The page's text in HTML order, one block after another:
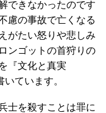
できなかったのです
慮の事故で亡くなる
がたい怒りや悲しみ
ンゴットの首狩りの
『文化と真実
ています。
士を殺すことは罪に